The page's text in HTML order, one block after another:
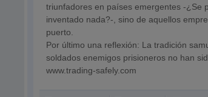
triunfadores en países emergentes -¿Se
inventado nada?-, sino de aquellos
puerto.
Por último una reflexión: La tradición
soldados enemigos prisioneros no han
www.trading-safely.com